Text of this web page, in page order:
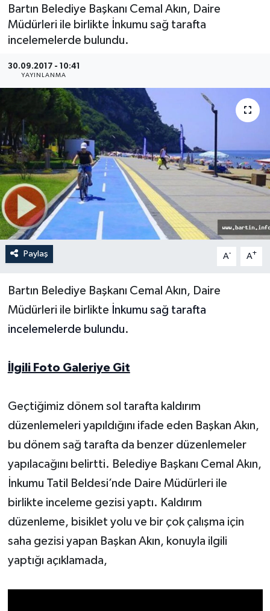
Bartın Belediye Başkanı Cemal Akın, Daire
Müdürleri ile birlikte İnkumu sağ tarafta
incelemelerde bulundu.
30.09.2017 - 10:41
YAYINLANMA
Paylaş A- A+
Bartın Belediye Başkanı Cemal Akın, Daire
Müdürleri ile birlikte İnkumu sağ tarafta
incelemelerde bulundu.
İlgili Foto Galeriye Git
Geçtiğimiz dönem sol tarafta kaldırım
düzenlemeleri yapıldığını ifade eden Başkan Akın,
bu dönem sağ tarafta da benzer düzenlemeler
yapılacağını belirtti. Belediye Başkanı Cemal Akın,
İnkumu Tatil Beldesi’nde Daire Müdürleri ile
birlikte inceleme gezisi yaptı. Kaldırım
düzenleme, bisiklet yolu ve bir çok çalışma için
saha gezisi yapan Başkan Akın, konuyla ilgili
yaptığı açıklamada,
Medya
Sivil Toplum
Siyaset
Spor
Tarım
Turizm
Yerel Yönetimler
DÜNYA